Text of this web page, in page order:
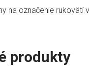
na označenie rukovätí
produkty